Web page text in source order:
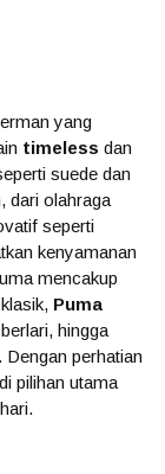
yang
timeless dan
suede dan
dari olahraga
seperti
kenyamanan
mencakup
Puma
hingga
perhatian
pilihan utama